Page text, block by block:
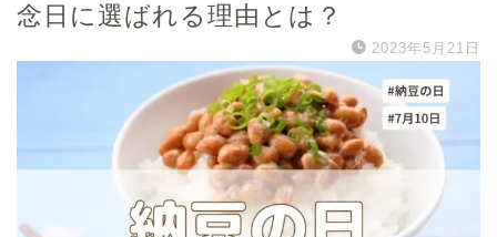
念日に選ばれる理由とは？
2023年5月21日